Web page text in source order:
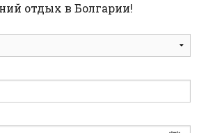
отдых в Болгарии!